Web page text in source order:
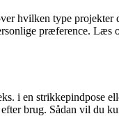
hvilken type
præference. Læs
i en strikkepindpose
brug. Sådan vil du